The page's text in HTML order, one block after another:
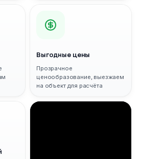
Выгодные цены
Прозрачное
ценообразование, выезжаем
на объект для расчёта